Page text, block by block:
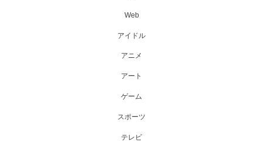
Web
アイドル
アニメ
アート
ゲーム
スポーツ
テレビ